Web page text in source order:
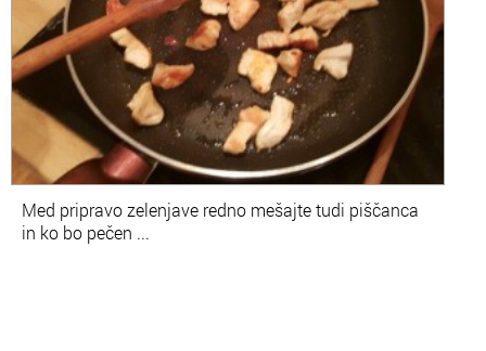
Med pripravo zelenjave redno mešajte tudi piščanca
in ko bo pečen ...